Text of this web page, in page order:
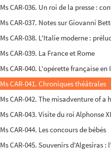
Ms CAR-036. Un roi de la presse :
Ms CAR-037. Notes sur Giovanni
Ms CAR-038. L'Italie moderne :
Ms CAR-039. La France et Rome
Ms CAR-040. L'opérette française
Ms CAR-041. Chroniques théâtrales
Ms CAR-042. The misadventure of a
Ms CAR-043. Visite du roi Alphonse
Ms CAR-044. Les concours de bébés
Ms CAR-045. Souvenirs d'Algesiras